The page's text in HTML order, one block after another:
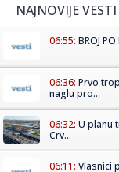
NAJNOVIJE VESTI
06:55: BROJ
06:36: Prvo
naglu pro...
06:32: U planu
Crv...
06:11: Vlasnici